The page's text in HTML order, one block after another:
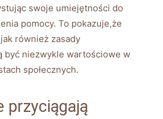
swoje umiejętności do
pomocy. To pokazuje,że
również zasady⁤
być niezwykle wartościowe w
społecznych.
przyciągają